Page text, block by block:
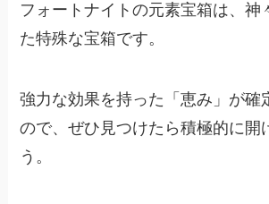
フォートナイトの元素宝箱は、神
た特殊な宝箱です。
強力な効果を持った「恵み」が確
ので、ぜひ見つけたら積極的に開
う。